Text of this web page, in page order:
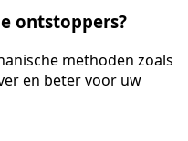
ontstoppers?
methoden zoals
en beter voor uw